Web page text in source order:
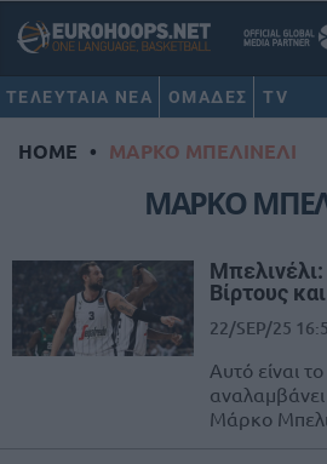
ΤΕΛΕΥΤΑΙΑ ΝΕΑ ΟΜΑΔΕΣ TV
HOME • ΜΑΡΚΟ ΜΠΕΛΙΝΕΛΙ
ΜΑΡΚΟ
Βίρτους
22/SEP/25
Αυτό είναι
Μάρκο